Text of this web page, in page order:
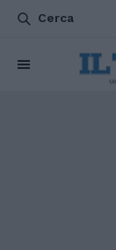
Cerca